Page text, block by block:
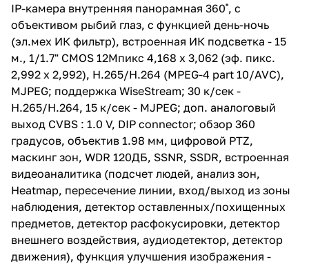
градусов, объектив 1.98 мм,
цифровой PTZ, маскинг зон,
WDR 120ДБ, SSNR, SSDR,
встроенная видеоаналитика
(подсчет людей, анализ зон,
Heatmap, пересечение линии,
вход/выход из зоны
наблюдения, детектор
оставленных/похищенных
предметов, детектор
расфокусировки, детектор
внешнего воздействия,
аудиодетектор, детектор
движения), функция улучшения
изображения - антитуман
(Defog); встроенная раскладка
изображение (Dewarping),
тревожные входы/выходы: 1/1,
цифровой PTZ, 16х цифровой
Base-T Ethernet, аудио вход/
IP-камера внутренняя панорамная 360˚, с
объективом рыбий глаз, с функцией день-ночь
(эл.мех ИК фильтр), встроенная ИК подсветка - 15
м., 1/1.7" CMOS 12Мпикс 4,168 x 3,062 (эф. пикс.
2,992 x 2,992), H.265/H.264 (MPEG-4 part 10/AVC),
MJPEG; поддержка WiseStream; 30 к/сек -
H.265/H.264, 15 к/сек - MJPEG; доп. аналоговый
выход CVBS : 1.0 V, DIP connector; обзор 360
градусов, объектив 1.98 мм, цифровой PTZ,
маскинг зон, WDR 120ДБ, SSNR, SSDR, встроенная
видеоаналитика (подсчет людей, анализ зон,
Heatmap, пересечение линии, вход/выход из зоны
наблюдения, детектор оставленных/похищенных
предметов, детектор расфокусировки, детектор
внешнего воздействия, аудиодетектор, детектор
движения), функция улучшения изображения -